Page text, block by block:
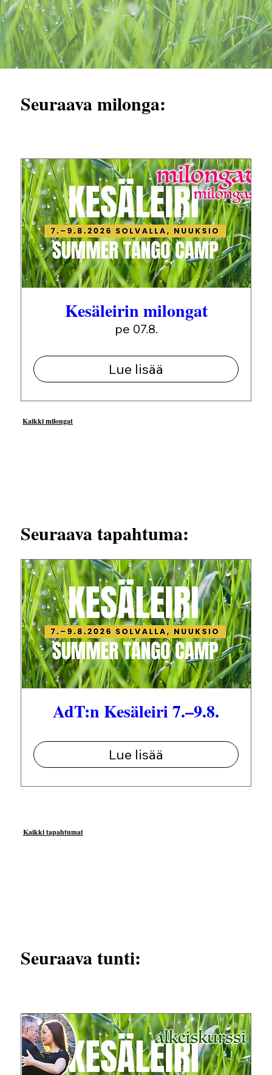
Seuraava milonga:
Kesäleirin milongat
pe 07.8.
Lue lisää
Kaikki milongat
Seuraava tapahtuma:
AdT:n Kesäleiri 7.–9.8.
Lue lisää
Kaikki tapahtumat
Seuraava tunti: